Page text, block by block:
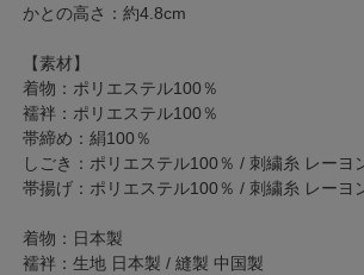
かとの高さ：約4.8cm
【素材】
着物：ポリエステル100％
襦袢：ポリエステル100％
帯締め：絹100％
しごき：ポリエステル100％ / 刺繍糸 レーヨ
帯揚げ：ポリエステル100％ / 刺繍糸 レーヨ
着物：日本製
襦袢：生地 日本製 / 縫製 中国製